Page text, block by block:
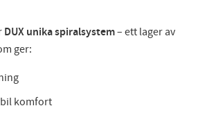
DUX unika spiralsystem– ett lager av
ger:
komfort